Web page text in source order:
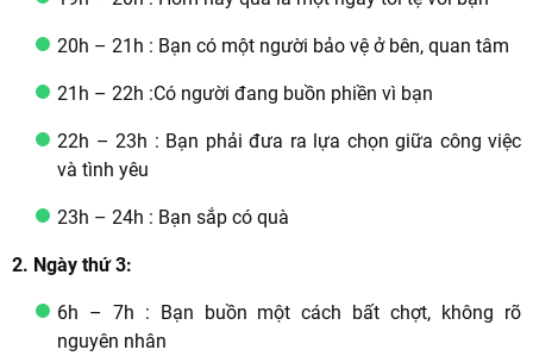
20h – 21h : Bạn có một người bảo vệ ở bên, quan tâm
21h – 22h :Có người đang buồn phiền vì bạn
22h – 23h : Bạn phải đưa ra lựa chọn giữa công việc
và tình yêu
23h – 24h : Bạn sắp có quà
2. Ngày thứ 3:
6h – 7h : Bạn buồn một cách bất chợt, không rõ
nguyên nhân